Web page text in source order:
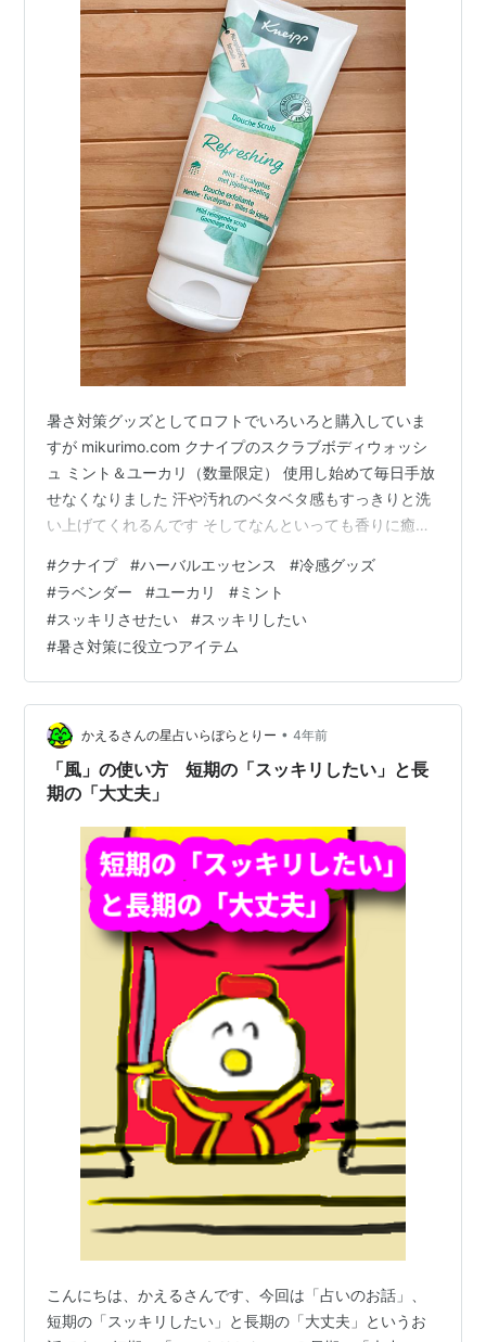
暑さ対策グッズとしてロフトでいろいろと購入していま
すが mikurimo.com クナイプのスクラブボディウォッシ
ュ ミント＆ユーカリ（数量限定） 使用し始めて毎日手放
せなくなりました 汗や汚れのベタベタ感もすっきりと洗
い上げてくれるんです そしてなんといっても香りに癒さ
パワーかな？！ と思ったほどです クナイプ製品に使用さ
れているハーブ(植物）を改めて見直しました クナイプの
ハーブのページによると ミント ミントの成分メントール
は頭や神経の働きを良くし、全身の代謝を盛んにさせ、
胃や肝臓の機能を促進させます。１日の始まりには最適
なハーブと言…
#クナイプ #ハーバルエッセンス #冷感グッズ
#ラベンダー #ユーカリ #ミント
#スッキリさせたい #スッキリしたい
#暑さ対策に役立つアイテム
かえるさんの星占いらぼらとりー • 4年前
「風」の使い方 短期の「スッキリしたい」と長
期の「大丈夫」
こんにちは、かえるさんです、今回は「占いのお話」、
短期の「スッキリしたい」と長期の「大丈夫」というお